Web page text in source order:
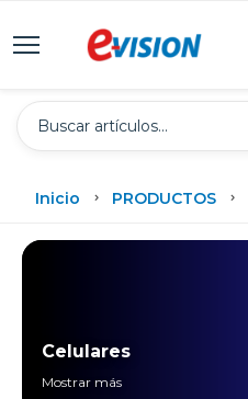
Inicio PRODUCTOS
Celulares
Mostrar más